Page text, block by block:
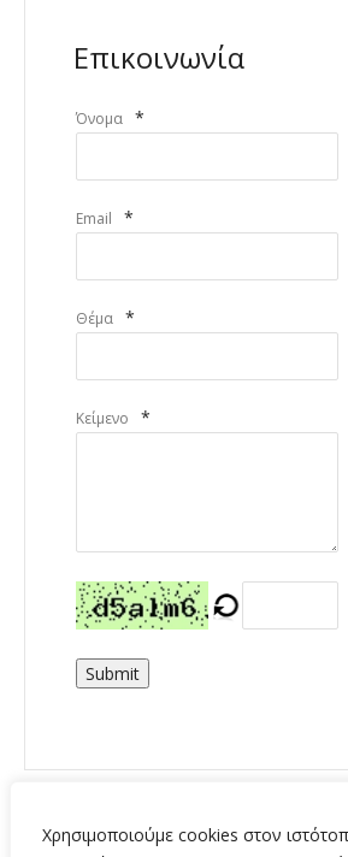
Χρησιμοποιούμε cookies στον
Επικοινωνία
Όνομα *
Email *
Θέμα *
Κείμενο *
Submit